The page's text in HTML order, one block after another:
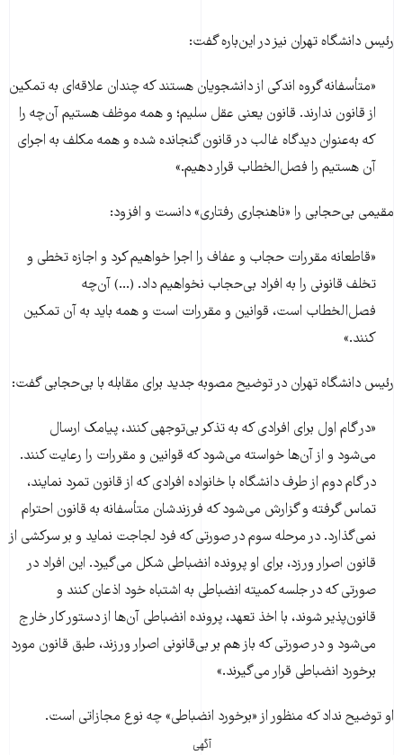
رئیس دانشگاه تهران نیز در این‌باره گفت:
«متأسفانه گروه اندکی از دانشجویان هستند که چندان علاقه‌ای به تمکین
از قانون ندارند. قانون یعنی عقل سلیم؛ و همه موظف هستیم آن‌چه را
که به‌عنوان دیدگاه غالب در قانون گنجانده شده و همه مکلف به اجرای
آن هستیم را فصل‌الخطاب قرار دهیم.»
مقیمی بی‌حجابی را «ناهنجاری‌ رفتاری» دانست و افزود:
«قاطعانه مقررات حجاب و عفاف را اجرا خواهیم کرد و اجازه تخطی و
تخلف قانونی را به افراد بی‌حجاب نخواهیم داد. (...) آن‌چه
فصل‌الخطاب است، قوانین و مقررات است و همه باید به آن تمکین
کنند.»
رئیس دانشگاه تهران در توضیح مصوبه جدید برای مقابله با بی‌حجابی گفت:
«در گام اول برای افرادی که به تذکر بی‌توجهی کنند، پیامک ارسال
می‌شود و از آن‌ها خواسته می‌شود که قوانین و مقررات را رعایت کنند.
در گام دوم از طرف دانشگاه با خانواده افرادی که از قانون تمرد نمایند،
تماس گرفته و گزارش می‌شود که فرزندشان متأسفانه به قانون احترام
نمی‌گذارد. در مرحله سوم در صورتی که فرد لجاجت نماید و بر سرکشی از
قانون اصرار ورزد، برای او پرونده انضباطی شکل می‌گیرد. این افراد در
صورتی که در جلسه کمیته انضباطی به اشتباه خود اذعان کنند و
قانون‌پذیر شوند، با اخذ تعهد، پرونده انضباطی آن‌ها از دستور کار خارج
می‌شود و در صورتی که باز هم بر بی‌قانونی اصرار ورزند، طبق قانون مورد
برخورد انضباطی قرار می‌گیرند.»
او توضیح نداد که منظور از «برخورد انضباطی» چه نوع مجازاتی است.
آگهی